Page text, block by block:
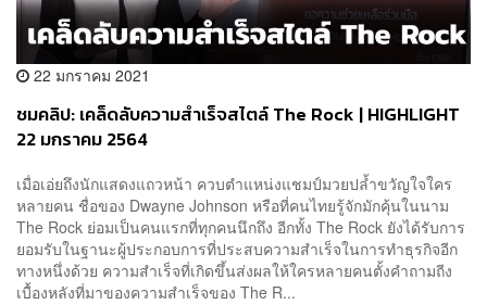
22 มกราคม 2021
ชมคลิป: เคล็ดลับความสำเร็จสไตล์ The Rock | HIGHLIGHT
22 มกราคม 2564
เมื่อเอ่ยถึงนักแสดงแถวหน้า ควบตำแหน่งแชมป์มวยปล้ำขวัญใจใคร
หลายคน ชื่อของ Dwayne Johnson หรือที่คนไทยรู้จักมักคุ้นในนาม
The Rock ย่อมเป็นคนแรกที่ทุกคนนึกถึง อีกทั้ง The Rock ยังได้รับการ
ยอมรับในฐานะผู้ประกอบการที่ประสบความสำเร็จในการทำธุรกิจอีก
ทางหนึ่งด้วย ความสำเร็จที่เกิดขึ้นส่งผลให้ใครหลายคนตั้งคำถามถีง
เบื้องหลังที่มาของความสำเร็จของ The R...